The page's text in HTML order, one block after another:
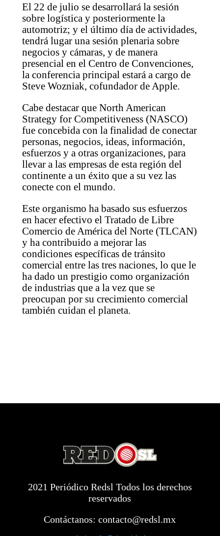
El 22 de julio se desarrollará la sesión
sobre logística y posteriormente la
automotriz; y el último día de actividades,
tendrá lugar una sesión plenaria sobre
negocios y cámaras, y de manera
presencial en el Centro de Convenciones,
la conferencia principal estará a cargo de
Steve Wozniak, cofundador de Apple.
Cabe destacar que North American
Strategy for Competitiveness (NASCO)
fue concebida con la finalidad de conectar
personas, negocios, ideas, información,
esfuerzos y a otras organizaciones, para
llevar a las empresas de esta región del
continente a un éxito que a su vez las
conecte con el mundo.
Este organismo ha basado sus esfuerzos
en hacer efectivo el Tratado de Libre
Comercio de América del Norte (TLCAN)
y ha contribuido a mejorar las
condiciones específicas de tránsito
comercial entre las tres naciones, lo que le
ha dado un prestigio como organización
de industrias que a la vez que se
preocupan por su crecimiento comercial
también cuidan el planeta.
2021 Periódico Redsl Todos los derechos
reservados
Contáctanos:contacto@redsl.mx